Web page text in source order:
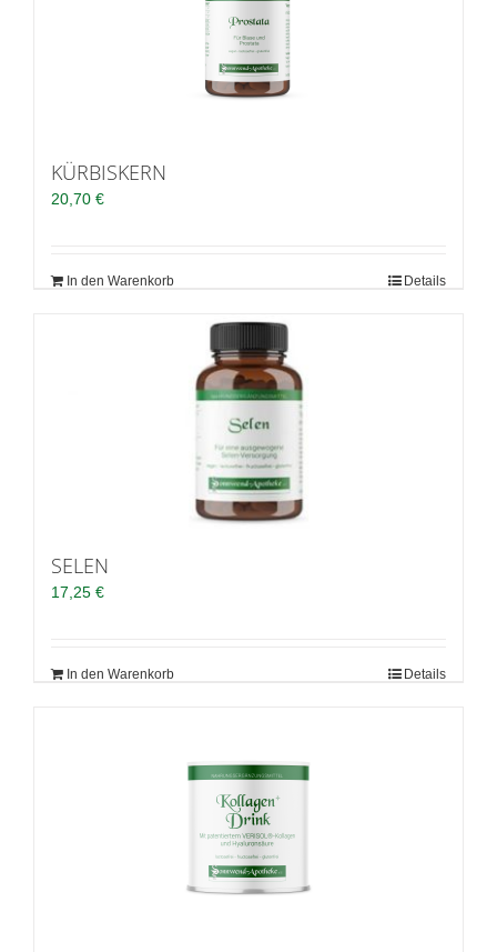
KÜRBISKERN
20,70 €
In den Warenkorb Details
SELEN
17,25 €
In den Warenkorb Details